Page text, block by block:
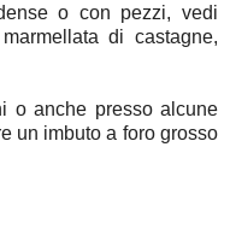
o con pezzi, vedi
di castagne,
o anche presso alcune
un imbuto a foro grosso